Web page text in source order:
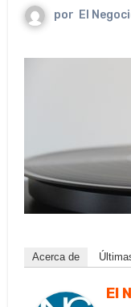
por El
Acerca de
El